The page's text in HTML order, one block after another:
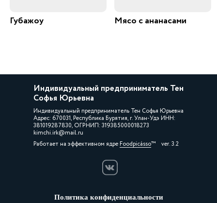
Губажоу Мясо с ананасами
Индивидуальный предприниматель Тен
Софья Юрьевна
Индивидуальный предприниматель Тен Софья Юрьевна
Адрес: 670031, Республика Бурятия, г. Улан-Удэ ИНН:
381019287830, ОГРНИП: 319385000018273
kimchi.irk@mail.ru
Работает на эффективном ядре Foodpicássover. 3.2
Политика конфиденциальности